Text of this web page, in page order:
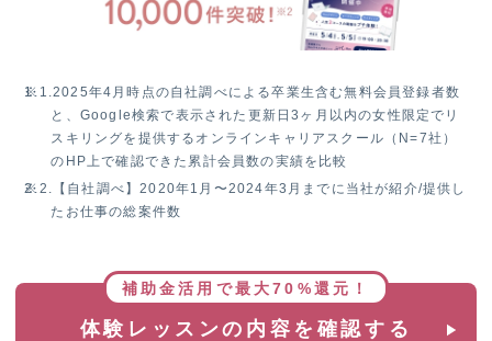
※1.2025年4月時点の自社調べによる卒業生含む無料会員登録者数
と、Google検索で表示された更新日3ヶ月以内の女性限定でリ
スキリングを提供するオンラインキャリアスクール（N=7社）
のHP上で確認できた累計会員数の実績を比較
※2. 【自社調べ】2020年1月〜2024年3月までに当社が紹介/提供し
たお仕事の総案件数
補助金活用で最大70%還元！
体験レッスンの内容を確認する